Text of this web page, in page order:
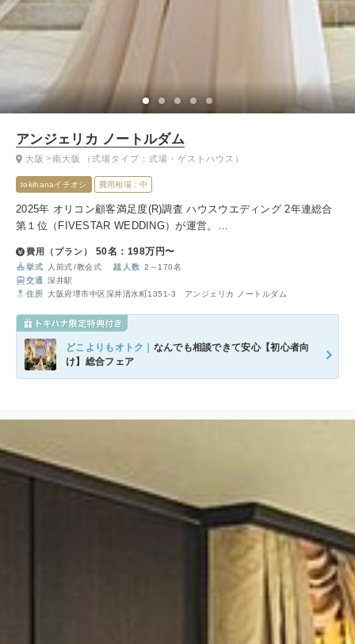
アンジェリカ ノートルダム
tokihanaイチオシ 費用相場：中
2025年 オリコン顧客満足度(R)調査 ハウスウエディング 2年連総合
第１位（FIVESTAR WEDDING）が運営。
間。全天候型ガーデン付きで、四季を問わず映える演出が叶いま
す。
大阪 南大阪 （式場タイプ：式場・ゲストハウス）
費用（プラン） 50名：198万円〜
挙式 人前式 教会式 人数 2～170名
交通
深井駅
住所
大阪府堺市中区深井清水町1351-3 アンジェリカ ノートルダム
どこよりもオトク｜ なんでも相談できて安心【初心者向
け】総合フェア